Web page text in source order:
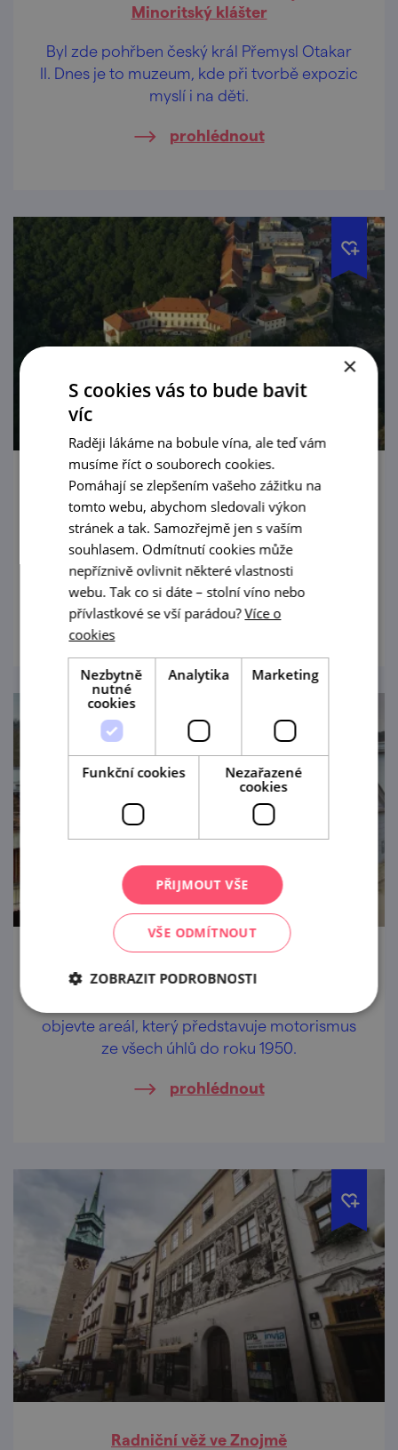
Minoritský klášter
Byl zde pohřben český král Přemysl Otakar
II. Dnes je to muzeum, kde při tvorbě expozic
myslí i na děti.
prohlédnout
Znojemský hrad
Hrad ve městě, s výhledem do údolí Dyje, až
se tají dech… a pár kroků odtud rotunda a
ještě můžete degustovat víno. Třeba to
znojemské.
prohlédnout
objevte areál, který představuje motorismus
ze všech úhlů do roku 1950.
prohlédnout
Radniční věž ve Znojmě
×
S cookies vás to bude bavit
víc
Raději lákáme na bobule vína, ale teď vám
musíme říct o souborech cookies.
Pomáhají se zlepšením vašeho zážitku na
tomto webu, abychom sledovali výkon
stránek a tak. Samozřejmě jen s vaším
souhlasem. Odmítnutí cookies může
nepříznivě ovlivnit některé vlastnosti
webu. Tak co si dáte – stolní víno nebo
přívlastkové se vší parádou?Více o
cookies
Nezbytně
nutné
cookies
Analytika Marketing
Funkční cookies
Nezařazené
cookies
PŘIJMOUT VŠE
VŠE ODMÍTNOUT
ZOBRAZIT PODROBNOSTI